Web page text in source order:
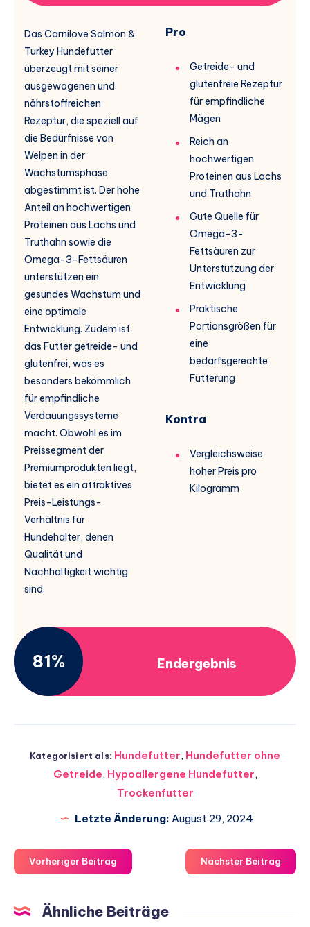
Das Carnilove Salmon &
Turkey Hundefutter
überzeugt mit seiner
ausgewogenen und
nährstoffreichen
Rezeptur, die speziell auf
die Bedürfnisse von
Welpen in der
Wachstumsphase
abgestimmt ist. Der hohe
Anteil an hochwertigen
Proteinen aus Lachs und
Truthahn sowie die
Omega-3-Fettsäuren
unterstützen ein
gesundes Wachstum und
eine optimale
Entwicklung. Zudem ist
das Futter getreide- und
glutenfrei, was es
besonders bekömmlich
für empfindliche
Verdauungssysteme
macht. Obwohl es im
Preissegment der
Premiumprodukten liegt,
bietet es ein attraktives
Preis-Leistungs-
Verhältnis für
Hundehalter, denen
Qualität und
Nachhaltigkeit wichtig
sind.
Pro
Getreide- und
glutenfreie Rezeptur
für empfindliche
Mägen
Reich an
hochwertigen
Proteinen aus Lachs
und Truthahn
Gute Quelle für
Omega-3-
Fettsäuren zur
Unterstützung der
Entwicklung
Praktische
Portionsgrößen für
eine
bedarfsgerechte
Fütterung
Kontra
Vergleichsweise
hoher Preis pro
Kilogramm
81% Endergebnis
Kategorisiert als: Hundefutter, Hundefutter ohne
Getreide, Hypoallergene Hundefutter,
Trockenfutter
Letzte Änderung: August 29, 2024
Vorheriger Beitrag Nächster Beitrag
Ähnliche Beiträge